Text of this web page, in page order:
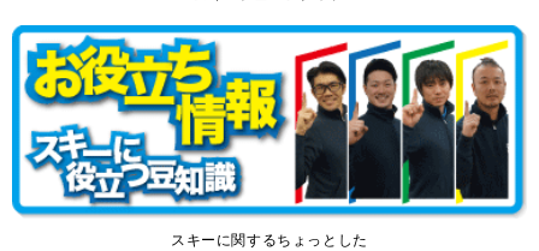
スキーに関するちょっとした